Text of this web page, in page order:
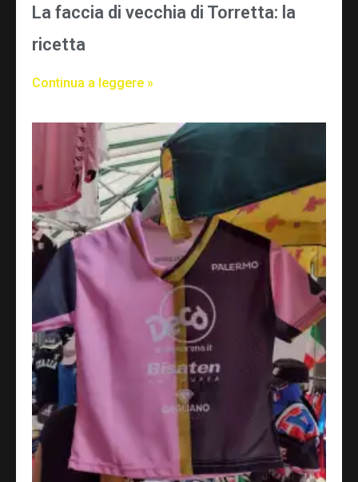
La faccia di vecchia di Torretta: la
ricetta
Continua a leggere »